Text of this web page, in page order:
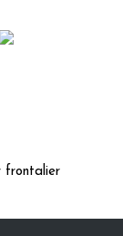
frontalier